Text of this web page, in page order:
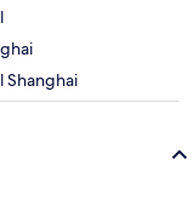
Shanghai